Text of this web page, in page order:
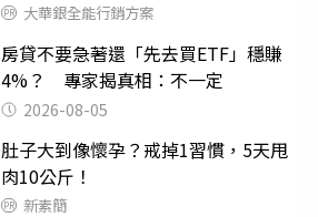
大華銀全能行銷方案
房貸不要急著還「先去買ETF」穩賺
4%？ 專家揭真相：不一定
2026-08-05
肚子大到像懷孕？戒掉1習慣，5天甩
肉10公斤！
新素簡